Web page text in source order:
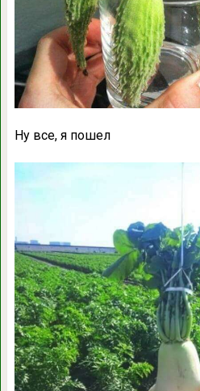
Ну все, я пошел